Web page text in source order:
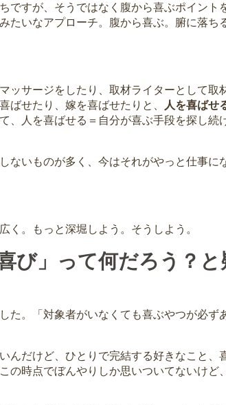
ですが、そうではなく腹から喜ぶポイント
たいなアプローチ。腹から喜ぶ。腑に落ち
ッサージをしたり、取材ライターとして取
ばせたり、嫁を喜ばせたりと、
人を喜ばせ
、人を喜ばせる＝自分が喜ぶ手段を探し続
ないものが多く、今はそれがやっと仕事に
く。もっと深堀しよう。そうしよう。
び」って何だろう？と
た。「対象者がいなくても喜ぶやつが必ず
んだけど、ひとりで完結する好きなこと、
の時点でぼんやりしか思いついてないけど